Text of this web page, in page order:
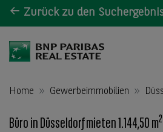
Zurück zu den
Home Gewerbeimmobilien
Büro in Düsseldorf mieten 1.144,50 m2